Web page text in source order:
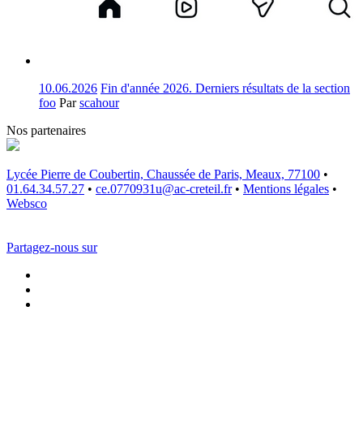
10.06.2026 Fin d'année 2026. Derniers résultats de la section
foo Parscahour
Nos partenaires
Lycée Pierre de Coubertin, Chaussée de Paris, Meaux, 77100 •
01.64.34.57.27 • ce.0770931u@ac-creteil.fr • Mentions légales •
Websco
Partagez-nous sur